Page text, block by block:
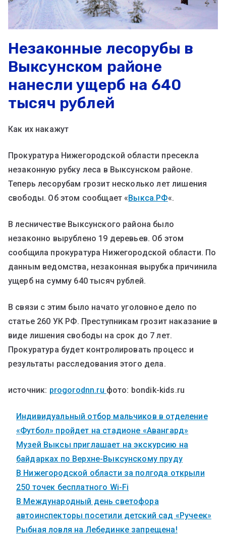
Незаконные лесорубы в
Выксунском районе
нанесли ущерб на 640
тысяч рублей
Как их накажут
Прокуратура Нижегородской области пресекла
незаконную рубку леса в Выксунском районе.
Теперь лесорубам грозит несколько лет лишения
свободы. Об этом сообщает «Выкса.РФ«.
В лесничестве Выксунского района было
незаконно вырублено 19 деревьев. Об этом
сообщила прокуратура Нижегородской области. По
данным ведомства, незаконная вырубка причинила
ущерб на сумму 640 тысяч рублей.
В связи с этим было начато уголовное дело по
статье 260 УК РФ. Преступникам грозит наказание в
виде лишения свободы на срок до 7 лет.
Прокуратура будет контролировать процесс и
результаты расследования этого дела.
источник: progorodnn.ru фото: bondik-kids.ru
Индивидуальный отбор мальчиков в отделение
«Футбол» пройдет на стадионе «Авангард»
Музей Выксы приглашает на экскурсию на
байдарках по Верхне-Выксунскому пруду
В Нижегородской области за полгода открыли
250 точек бесплатного Wi-Fi
В Международный день светофора
автоинспекторы посетили детский сад «Ручеек»
Рыбная ловля на Лебединке запрещена!